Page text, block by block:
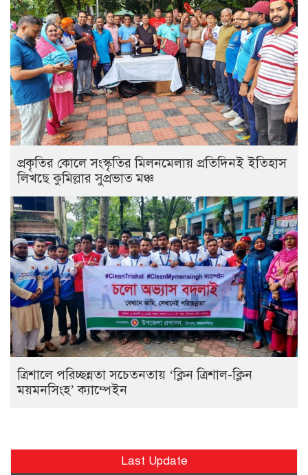
প্রকৃতির কোলে সংস্কৃতির মিলনমেলায় প্রতিদিনই ইতিহাস
লিখছে কুমিল্লার সুপ্রভাত মঞ্চ
ত্রিশালে পরিচ্ছন্নতা সচেতনতায় ‘ক্লিন ত্রিশাল-ক্লিন
ময়মনসিংহ’ ক্যাম্পেইন
Last Update